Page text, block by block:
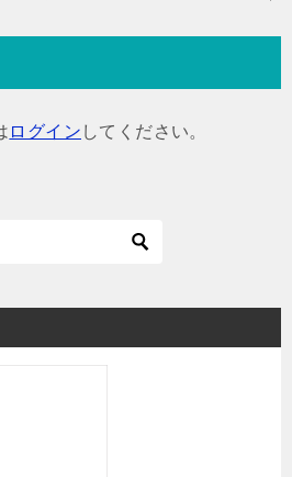
ログイン してください。